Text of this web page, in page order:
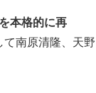
本格的に再
南原清隆、天野